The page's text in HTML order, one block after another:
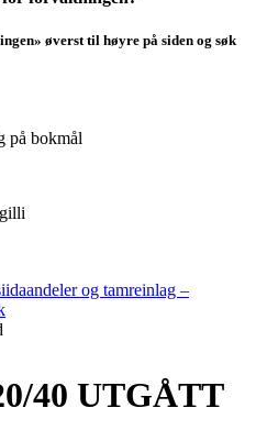
øverst til høyre på siden og søk
på bokmål
og tamreinlag –
40 UTGÅTT